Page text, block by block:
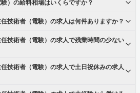
）の給料相場はいくらですか？
技術者（電験）の求人は何件ありますか？
技術者（電験）の求人で残業時間の少ない
技術者（電験）の求人で土日祝休みの求人